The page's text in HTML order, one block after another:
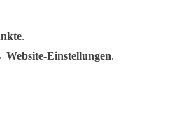
.
Einstellungen.